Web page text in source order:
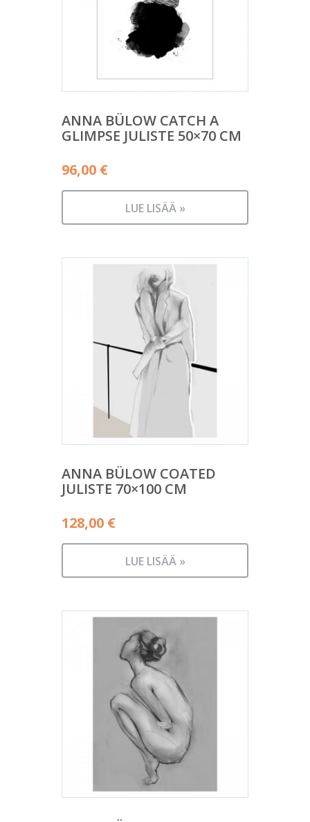
ANNA BÜLOW CATCH A
GLIMPSE JULISTE 50×70 CM
96,00 €
LUE LISÄÄ »
ANNA BÜLOW COATED
JULISTE 70×100 CM
128,00 €
LUE LISÄÄ »